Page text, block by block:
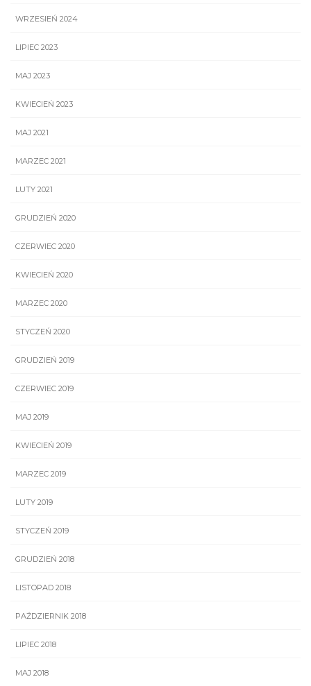
WRZESIEŃ 2024
LIPIEC 2023
MAJ 2023
KWIECIEŃ 2023
MAJ 2021
MARZEC 2021
LUTY 2021
GRUDZIEŃ 2020
CZERWIEC 2020
KWIECIEŃ 2020
MARZEC 2020
STYCZEŃ 2020
GRUDZIEŃ 2019
CZERWIEC 2019
MAJ 2019
KWIECIEŃ 2019
MARZEC 2019
LUTY 2019
STYCZEŃ 2019
GRUDZIEŃ 2018
LISTOPAD 2018
PAŹDZIERNIK 2018
LIPIEC 2018
MAJ 2018